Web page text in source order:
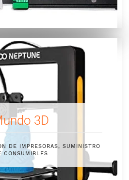
3D
DE IMPRESORAS, SUMINISTRO
CONSUMIBLES